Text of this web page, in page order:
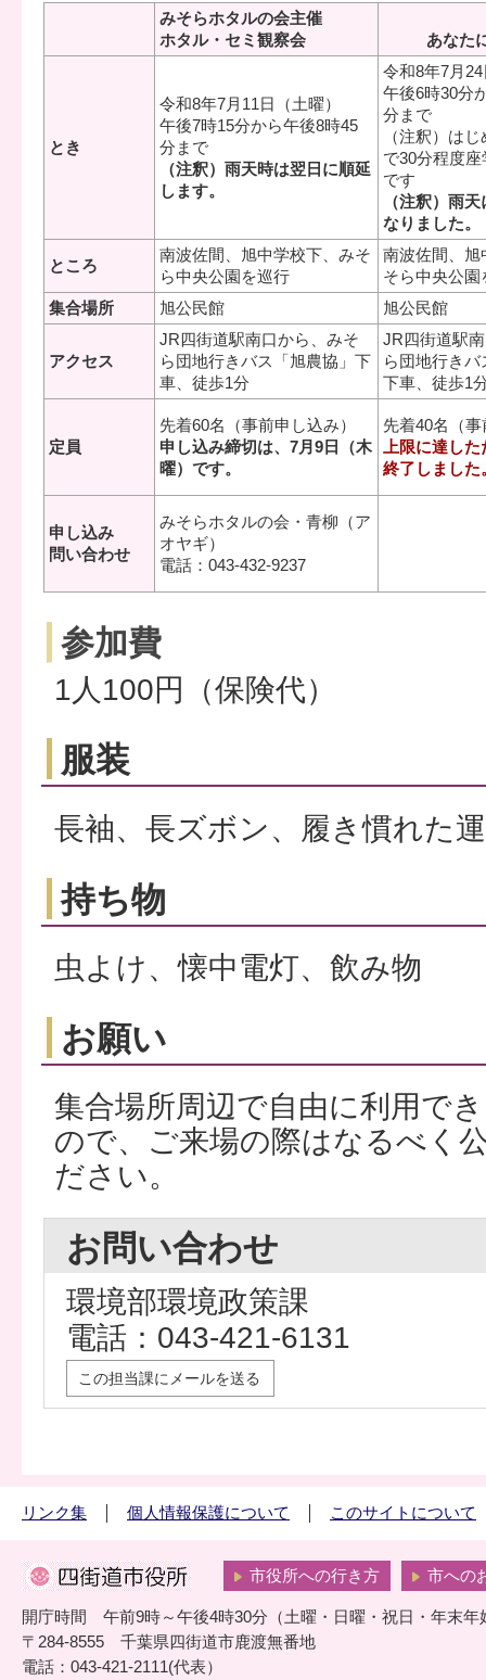
みそらホタルの会主催
ホタル・セミ観察会
あなた
とき
令和8年7月11日（土曜）
午後7時15分から午後8時45
分まで
（注釈）雨天時は翌 日に順延
します。
令和8年7月
午後6時30分
分まで
（注釈）は
で30分程度
です
（注釈）雨
なりました。
ところ
南波佐間、旭中学校下、みそ
ら中央公園を巡行
南波佐間、旭
そら中央公園
集合場所
旭公民館 旭公民館
アクセス
JR四街道駅南口から、みそ
ら団地行きバス「旭農協」下
車、徒歩1分
JR四街道駅
ら団地行き
下車、徒歩1
定員
先着60名（事前申し込み）
申し込み締切は、7月9日（木
曜）です。
先着40名（
上限に達した
終了しました
申し込み
問い合わせ
みそらホタルの会・青柳（ア
オヤギ）
電話：043-432-9237
参加費
1人100円（保険代）
服装
長袖、長ズボン、履き慣れた
持ち物
虫よけ、懐中電灯、飲み物
お願い
集合場所周辺で自由に利用で
ので、ご来場の際はなるべく
ださい。
お問い合わせ
環境部環境政策課
電話：043-421-6131
この担当課にメールを送る
リンク集 個人情報保護について このサイトについて
市役所への行き方 市への
開庁時間 午前9時～午後4時30分（土曜・日曜・祝日・年末年
〒284-8555 千葉県四街道市鹿渡無番地
電話：043-421-2111(代表）